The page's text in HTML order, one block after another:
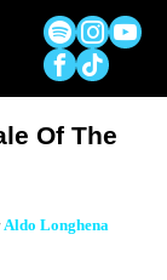
Of The
Aldo Longhena